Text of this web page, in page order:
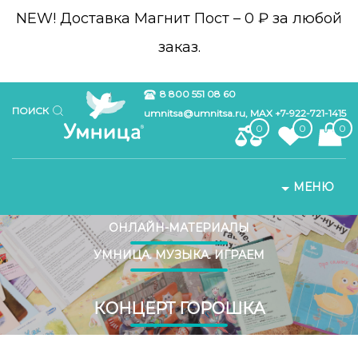
NEW! Доставка Магнит Пост – 0 ₽ за любой
заказ.
ПОИСК
8 800 551 08 60
umnitsa@umnitsa.ru, MAX +7-922-721-1415
0
0 0
МЕНЮ
ОНЛАЙН-МАТЕРИАЛЫ
УМНИЦА. МУЗЫКА. ИГРАЕМ
КОНЦЕРТ ГОРОШКА